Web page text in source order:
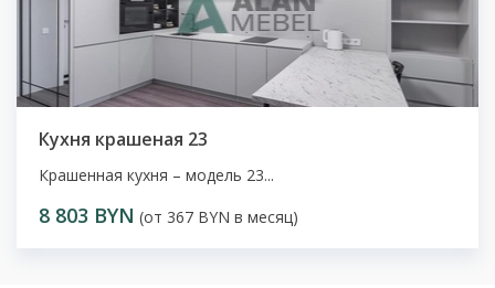
Кухня крашеная 23
Крашенная кухня – модель 23...
8 803 BYN (от 367 BYN в месяц)